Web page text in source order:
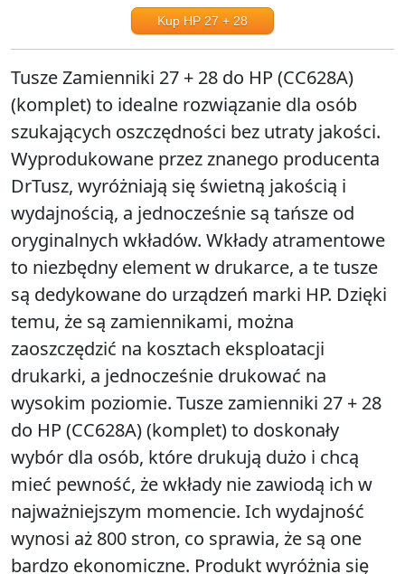
Kup HP 27 + 28
Tusze Zamienniki 27 + 28 do HP (CC628A)
(komplet) to idealne rozwiązanie dla osób
szukających oszczędności bez utraty jakości.
Wyprodukowane przez znanego producenta
DrTusz, wyróżniają się świetną jakością i
wydajnością, a jednocześnie są tańsze od
oryginalnych wkładów. Wkłady atramentowe
to niezbędny element w drukarce, a te tusze
są dedykowane do urządzeń marki HP. Dzięki
temu, że są zamiennikami, można
zaoszczędzić na kosztach eksploatacji
drukarki, a jednocześnie drukować na
wysokim poziomie. Tusze zamienniki 27 + 28
do HP (CC628A) (komplet) to doskonały
wybór dla osób, które drukują dużo i chcą
mieć pewność, że wkłady nie zawiodą ich w
najważniejszym momencie. Ich wydajność
wynosi aż 800 stron, co sprawia, że są one
bardzo ekonomiczne. Produkt wyróżnia się